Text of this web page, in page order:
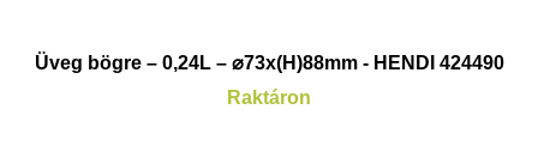
Üveg bögre – 0,24L – ⌀73x(H)88mm - HENDI 424490
Raktáron